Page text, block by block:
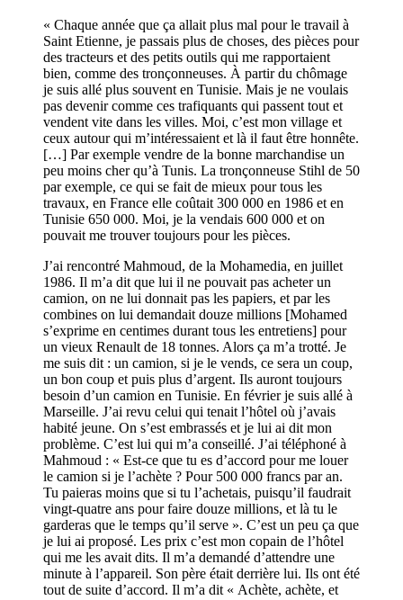
« Chaque année que ça allait plus mal pour le travail à
Saint Etienne, je passais plus de choses, des pièces pour
des tracteurs et des petits outils qui me rapportaient
bien, comme des tronçonneuses. À partir du chômage
je suis allé plus souvent en Tunisie. Mais je ne voulais
pas devenir comme ces trafiquants qui passent tout et
vendent vite dans les villes. Moi, c’est mon village et
ceux autour qui m’intéressaient et là il faut être honnête.
[…] Par exemple vendre de la bonne marchandise un
peu moins cher qu’à Tunis. La tronçonneuse Stihl de 50
par exemple, ce qui se fait de mieux pour tous les
travaux, en France elle coûtait 300 000 en 1986 et en
Tunisie 650 000. Moi, je la vendais 600 000 et on
pouvait me trouver toujours pour les pièces.
J’ai rencontré Mahmoud, de la Mohamedia, en juillet
1986. Il m’a dit que lui il ne pouvait pas acheter un
camion, on ne lui donnait pas les papiers, et par les
combines on lui demandait douze millions [Mohamed
s’exprime en centimes durant tous les entretiens] pour
un vieux Renault de 18 tonnes. Alors ça m’a trotté. Je
me suis dit : un camion, si je le vends, ce sera un coup,
un bon coup et puis plus d’argent. Ils auront toujours
besoin d’un camion en Tunisie. En février je suis allé à
Marseille. J’ai revu celui qui tenait l’hôtel où j’avais
habité jeune. On s’est embrassés et je lui ai dit mon
problème. C’est lui qui m’a conseillé. J’ai téléphoné à
Mahmoud : « Est-ce que tu es d’accord pour me louer
le camion si je l’achète ? Pour 500 000 francs par an.
Tu paieras moins que si tu l’achetais, puisqu’il faudrait
vingt-quatre ans pour faire douze millions, et là tu le
garderas que le temps qu’il serve ». C’est un peu ça que
je lui ai proposé. Les prix c’est mon copain de l’hôtel
qui me les avait dits. Il m’a demandé d’attendre une
minute à l’appareil. Son père était derrière lui. Ils ont été
tout de suite d’accord. Il m’a dit « Achète, achète, et